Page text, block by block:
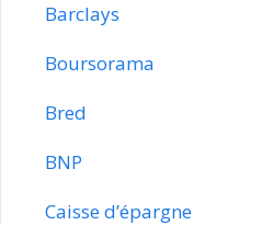
Barclays
Boursorama
Bred
BNP
Caisse d’épargne